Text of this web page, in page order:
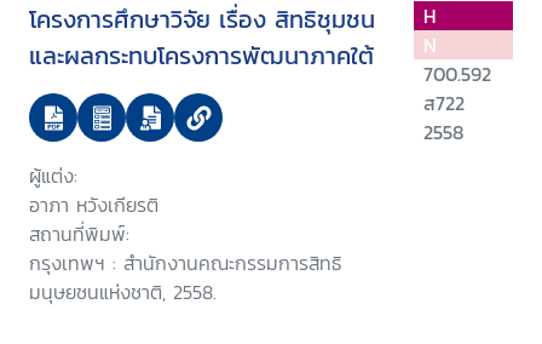
โครงการศึกษาวิจัย เรื่อง สิทธิชุมชน
และผลกระทบโครงการพัฒนาภาคใต้
ผู้แต่ง:
อาภา หวังเกียรติ
สถานที่พิมพ์:
กรุงเทพฯ : สำนักงานคณะกรรมการสิทธิ
มนุษยชนแห่งชาติ, 2558.
H
N
700.592
ส722
2558